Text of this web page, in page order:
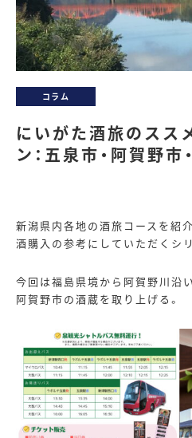
コラム
にいがた酒旅のスス
ン：五泉市・阿賀野市
新潟県内各地の酒旅コースを紹
酒購入の参考にしていただくシリ
今回は福島県境から阿賀野川沿
阿賀野市の酒蔵を取り上げる。